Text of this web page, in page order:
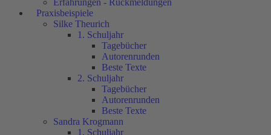
Erfahrungen - Rückmeldungen
Praxisbeispiele
Silke Theurich
1. Schuljahr
Tagebücher
Autorenrunden
Beste Texte
2. Schuljahr
Tagebücher
Autorenrunden
Beste Texte
Sandra Krogmann
1. Schuljahr